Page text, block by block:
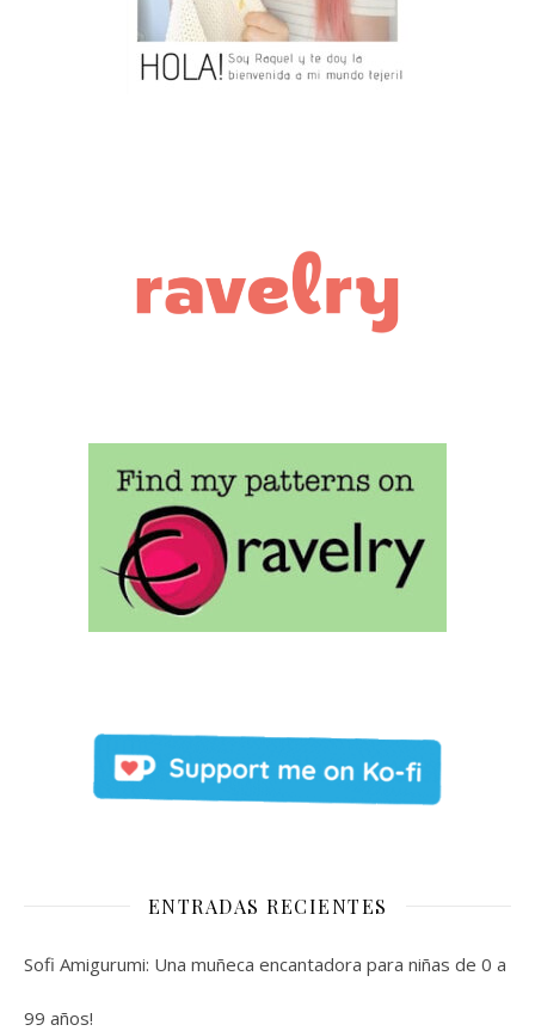
ENTRADAS RECIENTES
Sofi Amigurumi: Una muñeca encantadora para niñas de 0 a
99 años!